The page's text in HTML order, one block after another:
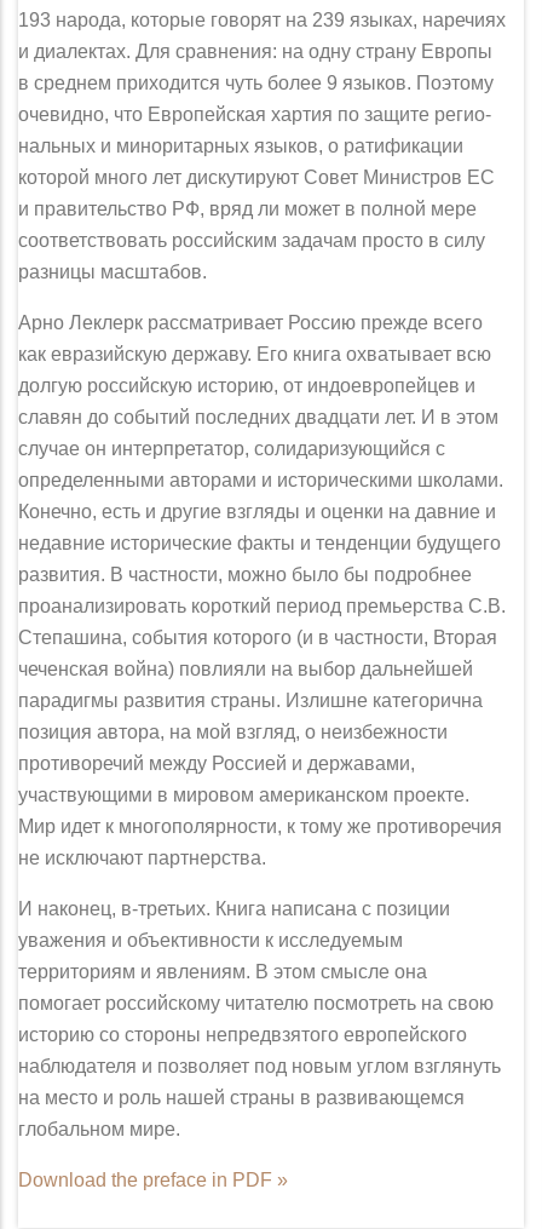
193 народа, которые говорят на 239 языках, наречиях
и диа­лектах. Для сравнения: на одну страну Европы
в среднем приходится чуть более 9 языков. Поэтому
очевидно, что Европейская хартия по защите регио­
нальных и миноритарных языков, о ратификации
которой много лет диску­тируют Совет Министров ЕС
и правительство РФ, вряд ли может в полной мере
соответствовать российским задачам просто в силу
разницы масштабов.
Арно Леклерк рассматривает Россию прежде всего
как евразийскую дер­жаву. Его книга охватывает всю
долгую российскую историю, от индоевро­пейцев и
славян до событий последних двадцати лет. И в этом
случае он интер­претатор, солидаризующийся с
определенными авторами и историческими школами.
Конечно, есть и другие взгляды и оценки на давние и
недавние исто­рические факты и тенденции будущего
развития. В частности, можно было бы подробнее
проанализировать короткий период премьерства С.В.
Степашина, события которого (и в частности, Вторая
чеченская война) повлияли на выбор дальнейшей
парадигмы развития страны. Излишне категорична
позиция автора, на мой взгляд, о неизбежности
противоречий между Россией и дер­жавами,
участвующими в мировом американском проекте.
Мир идет к много­полярности, к тому же противоречия
не исключают партнерства.
И наконец, в-третьих. Книга написана с позиции
уважения и объективно­сти к исследуемым
территориям и явлениям. В этом смысле она
помогает рос­сийскому читателю посмотреть на свою
историю со стороны непредвзятого европейского
наблюдателя и позволяет под новым углом взглянуть
на место и роль нашей страны в развивающемся
глобальном мире.
Download the preface in PDF »